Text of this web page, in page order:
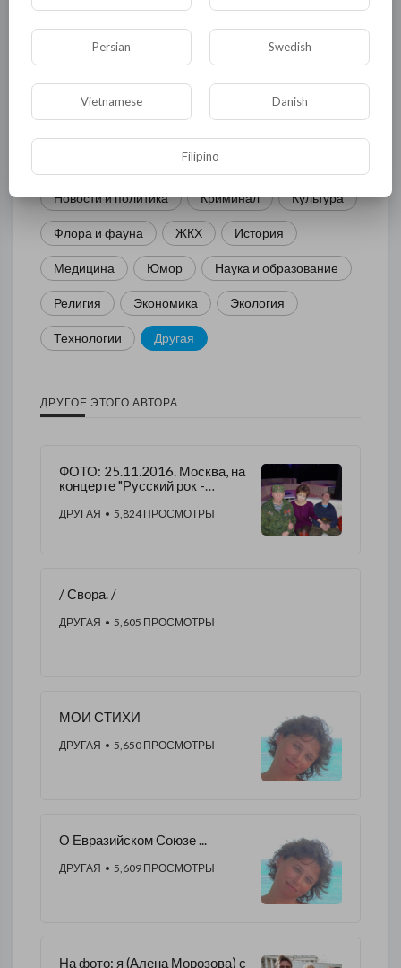
КАТЕГОРИИ
Развлечение
Новости и политика Криминал Культура
Флора и фауна ЖКХ История
Медицина Юмор Наука и образование
Религия Экономика Экология
Технологии Другая
ДРУГОЕ ЭТОГО АВТОРА
ФОТО: ​25.11.2016. Москва, на
концерте "Русский рок -
Морозова.​
ДРУГАЯ • 5,824 ПРОСМОТРЫ
/ Свора. /
ДРУГАЯ • 5,605 ПРОСМОТРЫ
МОИ СТИХИ
ДРУГАЯ • 5,650 ПРОСМОТРЫ
О Евразийском Союзе ...
ДРУГАЯ • 5,609 ПРОСМОТРЫ
На фото: я (Алена Морозова) с
Persian Swedish
Vietnamese Danish
Filipino